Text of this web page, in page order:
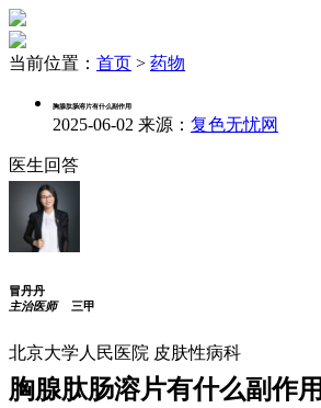
当前位置： 首页 > 药物
胸腺肽肠溶片有什么副作用
2025-06-02 来源： 复色无忧网
医生回答
冒丹丹
主治医师
三甲
北京大学人民医院 皮肤性病科
胸腺肽肠溶片有什么副作用